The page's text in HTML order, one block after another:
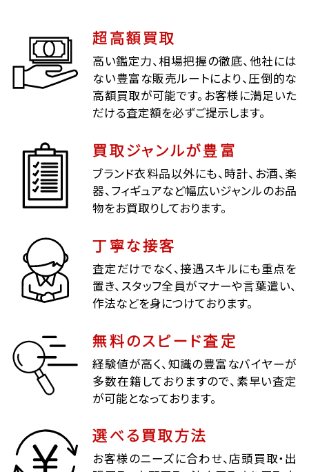
超高額買取
高い鑑定力、相場把握の徹底、他社には
ない豊富な販売ルートにより、圧倒的な
高額買取が可能です。お客様に満足いた
だける査定額を必ずご提示します。
買取ジャンルが豊富
ブランド衣料品以外にも、時計、お酒、楽
器、フィギュアなど幅広いジャンルのお品
物をお買取りしております。
丁寧な接客
査定だけでなく、接遇スキルにも重点を
置き、スタッフ全員がマナーや言葉遣い、
作法などを身につけております。
無料のスピード査定
経験値が高く、知識の豊富なバイヤーが
多数在籍しておりますので、素早い査定
が可能となっております。
選べる買取方法
お客様のニーズに合わせ、店頭買取・出